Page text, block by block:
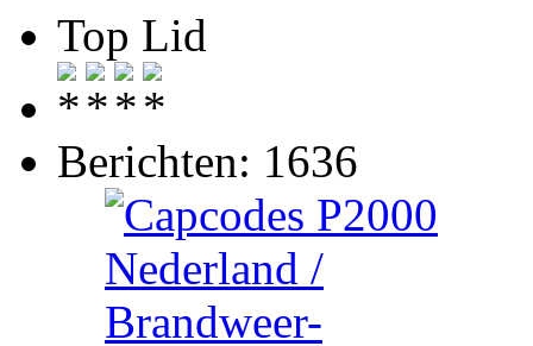
Top Lid
Berichten: 1636